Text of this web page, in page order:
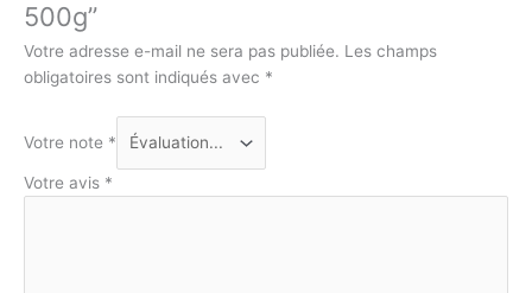
500g”
Votre adresse e-mail ne sera pas publiée. Les champs
obligatoires sont indiqués avec *
Votre note *
Votre avis *